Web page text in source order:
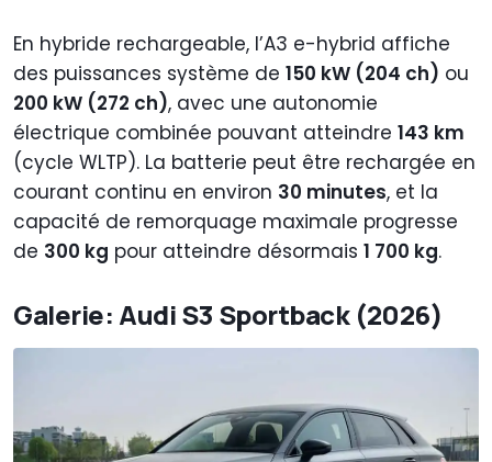
En hybride rechargeable, l’A3 e-hybrid affiche
des puissances système de 150 kW (204 ch) ou
200 kW (272 ch), avec une autonomie
électrique combinée pouvant atteindre 143 km
(cycle WLTP). La batterie peut être rechargée en
courant continu en environ 30 minutes, et la
capacité de remorquage maximale progresse
de 300 kg pour atteindre désormais 1 700 kg.
Galerie: Audi S3 Sportback (2026)